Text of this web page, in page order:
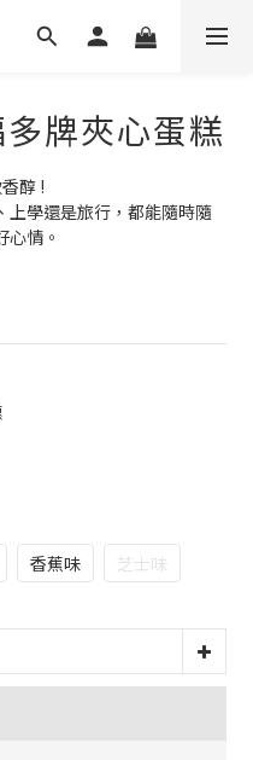
牌夾心蛋糕
醇 !
上學還是旅行，都能隨時隨
情。
香蕉味 芝士味